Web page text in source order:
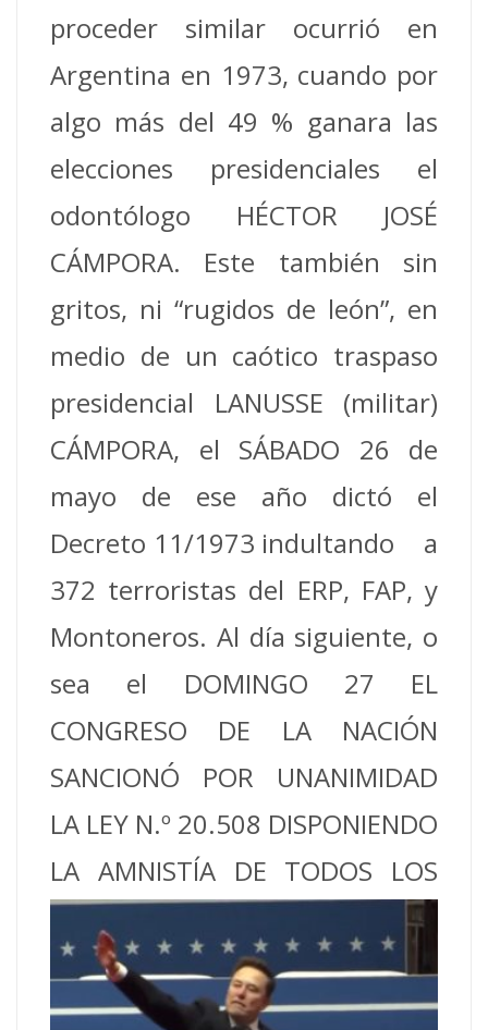
proceder similar ocurrió en
Argentina en 1973, cuando por
algo más del 49 % ganara las
elecciones presidenciales el
odontólogo HÉCTOR JOSÉ
CÁMPORA. Este también sin
gritos, ni “rugidos de león”, en
medio de un caótico traspaso
presidencial LANUSSE (militar)
CÁMPORA, el SÁBADO 26 de
mayo de ese año dictó el
Decreto 11/1973 indultando a
372 terroristas del ERP, FAP, y
Montoneros. Al día siguiente, o
sea el DOMINGO 27 EL
CONGRESO DE LA NACIÓN
SANCIONÓ POR UNANIMIDAD
LA LEY N.º 20.508 DISPONIENDO
LA AMNISTÍA DE TODOS LOS